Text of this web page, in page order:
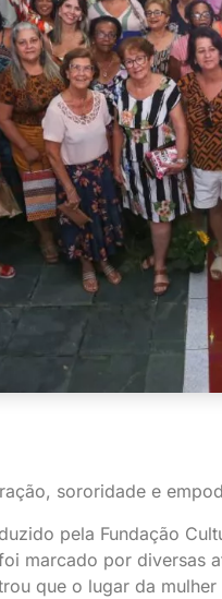
sororidade e
pela Fundação
marcado por diversas
que o lugar da mulher